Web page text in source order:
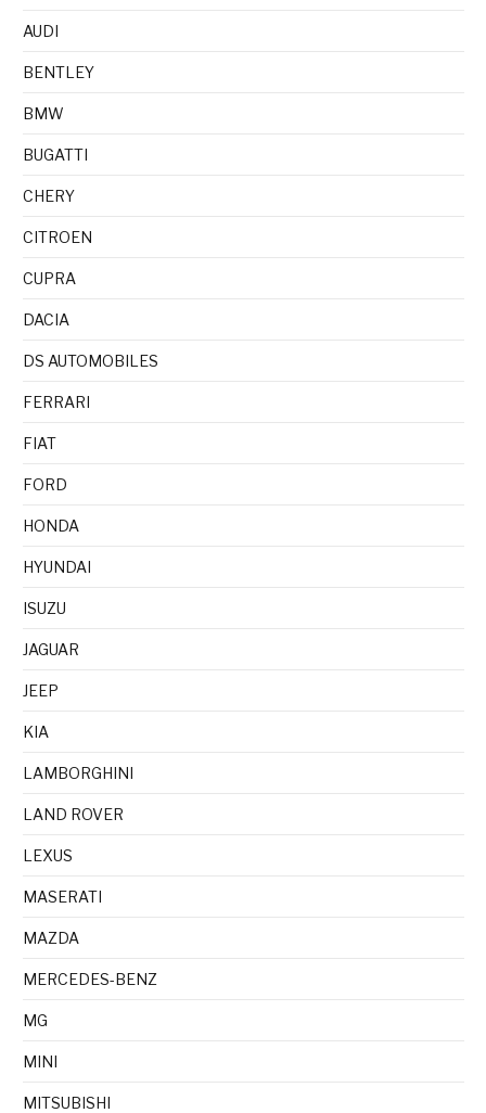
AUDI
BENTLEY
BMW
BUGATTI
CHERY
CITROEN
CUPRA
DACIA
DS AUTOMOBILES
FERRARI
FIAT
FORD
HONDA
HYUNDAI
ISUZU
JAGUAR
JEEP
KIA
LAMBORGHINI
LAND ROVER
LEXUS
MASERATI
MAZDA
MERCEDES-BENZ
MG
MINI
MITSUBISHI